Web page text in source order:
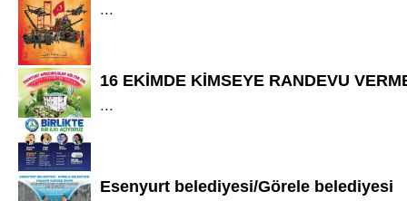
...
16 EKİMDE KİMSEYE RANDEVU
...
Esenyurt belediyesi/Görele belediyesi